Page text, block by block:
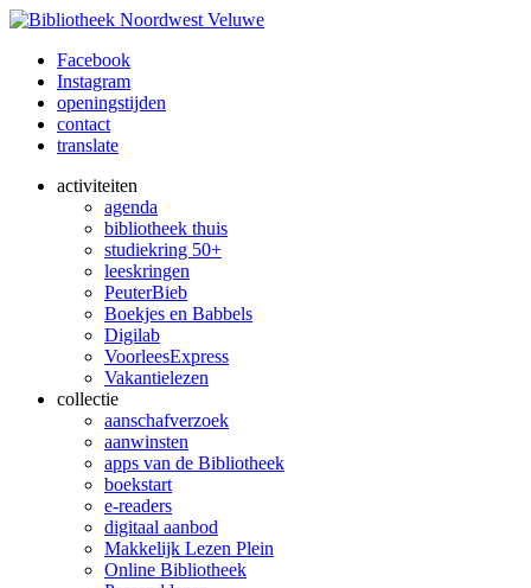
Facebook
Instagram
openingstijden
contact
translate
activiteiten
agenda
bibliotheek thuis
studiekring 50+
leeskringen
PeuterBieb
Boekjes en Babbels
Digilab
VoorleesExpress
Vakantielezen
collectie
aanschafverzoek
aanwinsten
apps van de Bibliotheek
boekstart
e-readers
digitaal aanbod
Makkelijk Lezen Plein
Online Bibliotheek